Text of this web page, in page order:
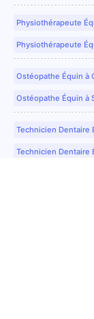
Physiothérapeute
Physiothérapeute
Ostéopathe Équin à
Ostéopathe Équin à
Technicien Dentaire
Technicien Dentaire